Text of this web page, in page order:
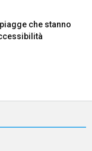
che stanno